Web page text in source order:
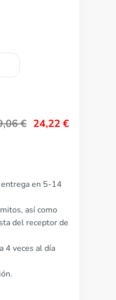
€ 24,22 €
entrega en 5-14
así como
del receptor de
4 veces al día